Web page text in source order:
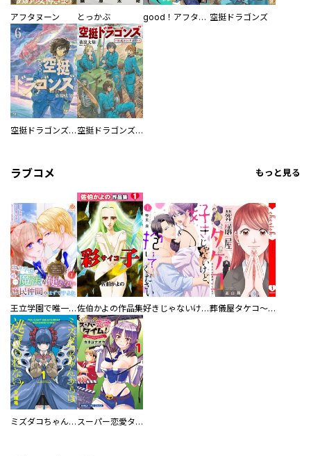
アフタヌーン とっかぶ good！アフタヌーン 空挺ドラゴンズ
空挺ドラゴンズ 特装版（６） 空挺ドラゴンズ 公式コミックガイド
ラブコメ もっと見る
王立学園で唯一魔法が使えない庶民仲間のはずですよね～実は王子様で私を溺愛しているなんて告白はやめてください～佐伯かよの作品集 好きじゃないけど、抱いてください【電子単行本版／特典おまけ付き】 葬儀屋タケコ～あなたの最期、叶えます【電子単行本版】
ミズダコちゃんからは逃げられない！ スーパー恋愛タイム！～現場でドＳな彼女は自宅でデレる～